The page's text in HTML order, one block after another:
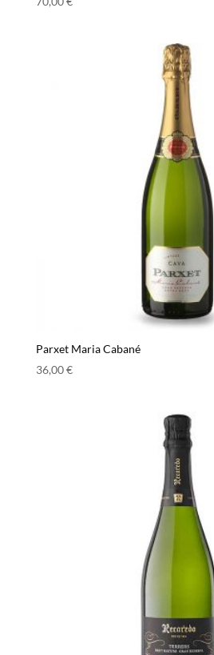
Parxet Maria Cabané
36,00€